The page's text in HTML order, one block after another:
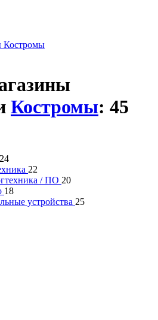
Костромы
Костромы: 45
24
22
/ ПО 20
18
устройства 25